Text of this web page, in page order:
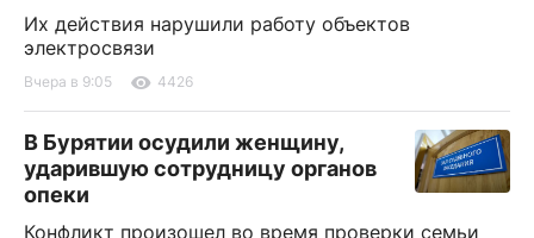
Их действия нарушили работу объектов
электросвязи
Вчера в 9:05 4426
В Бурятии осудили женщину,
ударившую сотрудницу органов
опеки
Конфликт произошел во время проверки семьи